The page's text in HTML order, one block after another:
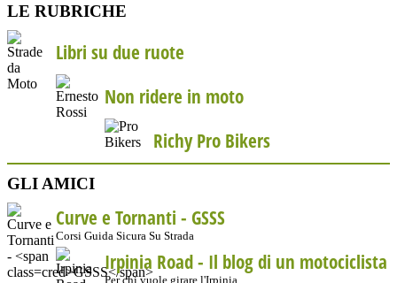
LE RUBRICHE
Libri su due ruote
Non ridere in moto
Richy Pro Bikers
GLI AMICI
Curve e Tornanti - GSSS
Corsi Guida Sicura Su Strada
Irpinia Road - Il blog di un motociclista
Per chi vuole girare l'Irpinia